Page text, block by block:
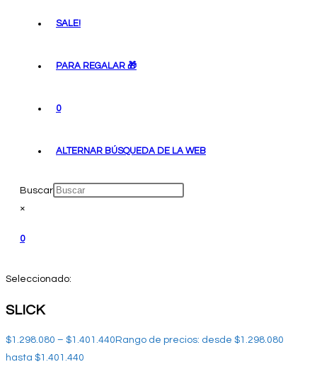
SALE!
PARA REGALAR 🎁
0
ALTERNAR BÚSQUEDA DE LA WEB
Buscar
×
0
Seleccionado:
SLICK
$1.298.080 – $1.401.440 Rango de precios: desde $1.298.080
hasta $1.401.440